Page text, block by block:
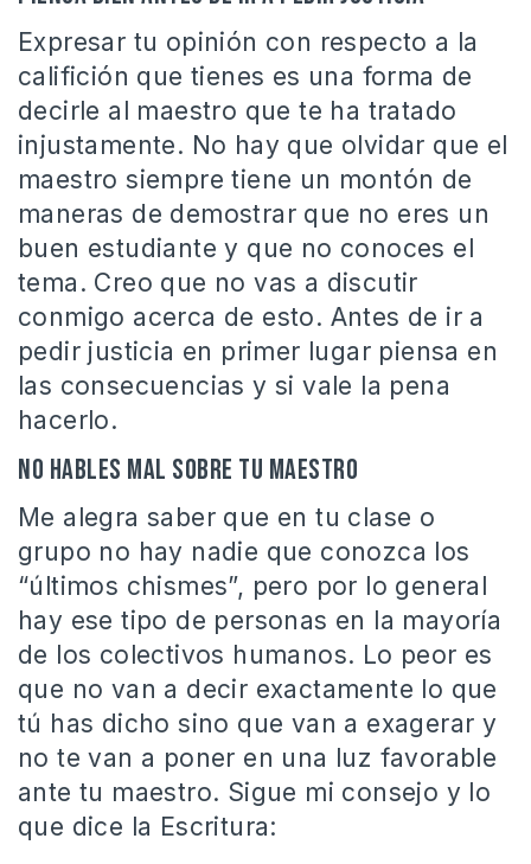
Expresar tu opinión con respecto a la
califición que tienes es una forma de
decirle al maestro que te ha tratado
injustamente. No hay que olvidar que el
maestro siempre tiene un montón de
maneras de demostrar que no eres un
buen estudiante y que no conoces el
tema. Creo que no vas a discutir
conmigo acerca de esto. Antes de ir a
pedir justicia en primer lugar piensa en
las consecuencias y si vale la pena
hacerlo.
No hables mal sobre tu maestro
Me alegra saber que en tu clase o
grupo no hay nadie que conozca los
“últimos chismes”, pero por lo general
hay ese tipo de personas en la mayoría
de los colectivos humanos. Lo peor es
que no van a decir exactamente lo que
tú has dicho sino que van a exagerar y
no te van a poner en una luz favorable
ante tu maestro. Sigue mi consejo y lo
que dice la Escritura: